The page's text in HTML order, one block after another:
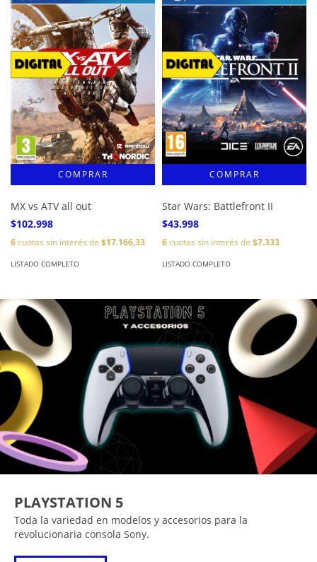
MX vs ATV all out
$102.998
6cuotas sin interés de $17.166,33
LISTADO COMPLETO
Star Wars: Battlefront II
$43.998
6cuotas sin interés de $7.333
LISTADO COMPLETO
PLAYSTATION 5
Toda la variedad en modelos y accesorios para la
revolucionaria consola Sony.